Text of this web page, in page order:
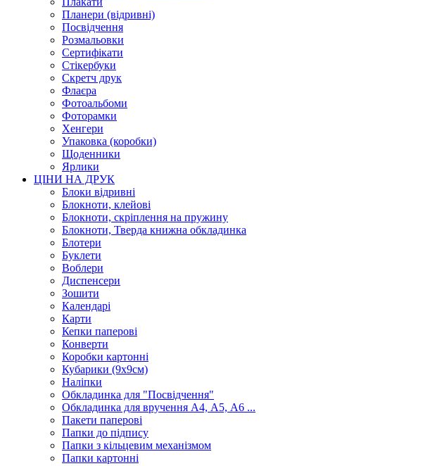
Планери (відривні)
Посвідчення
Розмальовки
Сертифікати
Стікербуки
Скретч друк
Флаєра
Фотоальбоми
Фоторамки
Хенгери
Упаковка (коробки)
Щоденники
Ярлики
ЦІНИ НА ДРУК
Блоки відривні
Блокноти, клейові
Блокноти, скріплення на пружину
Блокноти, Тверда книжна обкладинка
Блотери
Буклети
Воблери
Диспенсери
Зошити
Календарі
Карти
Кепки паперові
Конверти
Коробки картонні
Кубарики (9х9см)
Наліпки
Обкладинка для "Посвідчення"
Обкладинка для вручення А4, А5, А6 ...
Пакети паперові
Папки до підпису
Папки з кільцевим механізмом
Папки картонні